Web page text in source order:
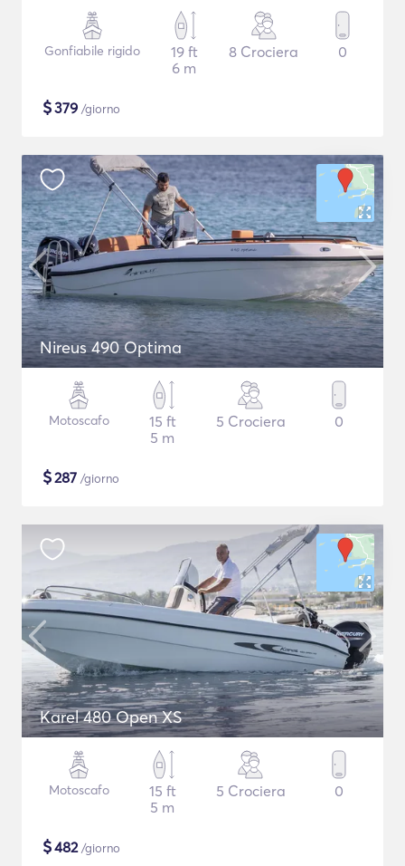
Gonfiabile rigido
19 ft
6 m
8 Crociera 0
$379 /giorno
Nireus 490 Optima
Motoscafo
15 ft
5 m
5 Crociera 0
$287 /giorno
Karel 480 Open XS
Motoscafo
15 ft
5 m
5 Crociera 0
$482/giorno